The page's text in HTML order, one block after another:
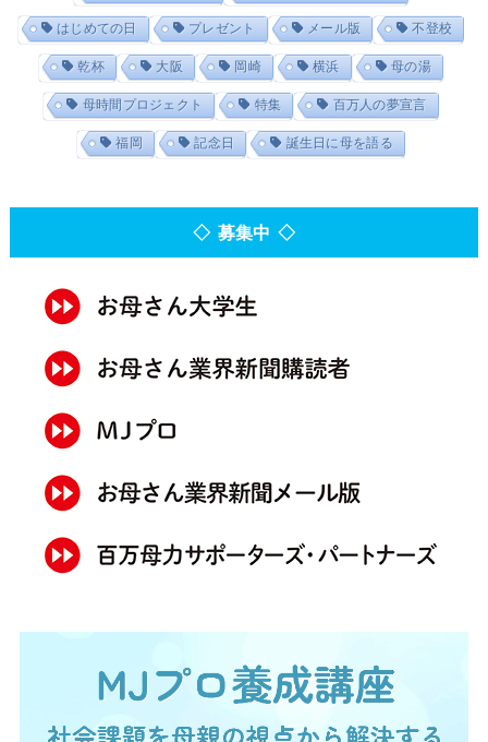
はじめての日 プレゼント メール版 不登校
乾杯 大阪 岡崎 横浜 母の湯
母時間プロジェクト 特集 百万人の夢宣言
福岡 記念日 誕生日に母を語る
◇ 募集中 ◇